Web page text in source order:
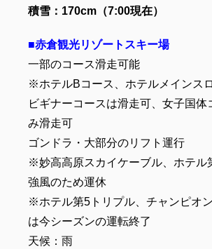
積雪：170cm（7:00現在）
■赤倉観光リゾートスキー場
一部のコース滑走可能
※ホテルBコース、ホテルメインス
ビギナーコースは滑走可、女子国体
み滑走可
ゴンドラ・大部分のリフト運行
※妙高高原スカイケーブル、ホテル
強風のため運休
※ホテル第5トリプル、チャンピオ
は今シーズンの運転終了
天候：雨